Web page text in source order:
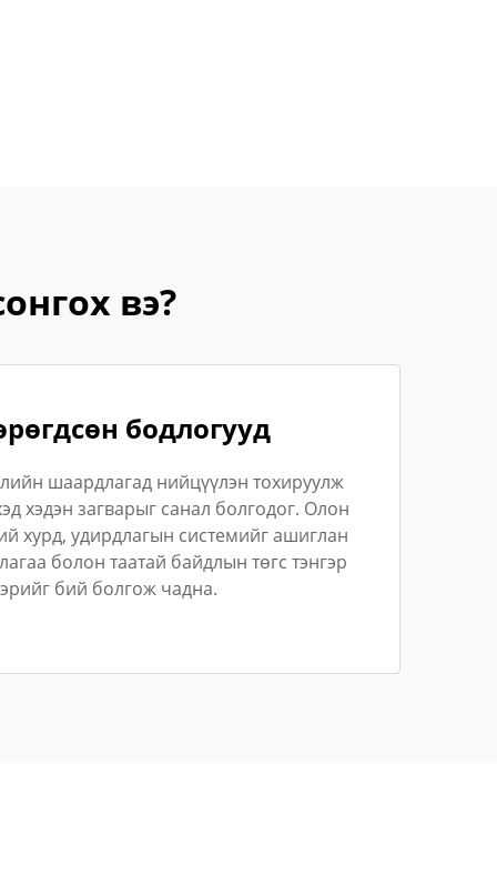
вэ?
бодлогууд
шаардлагад нийцүүлэн тохируулж
хэдэн загварыг санал болгодог. Олон
хурд, удирдлагын системийг ашиглан
болон таатай байдлын төгс тэнгэр
бий болгож чадна.